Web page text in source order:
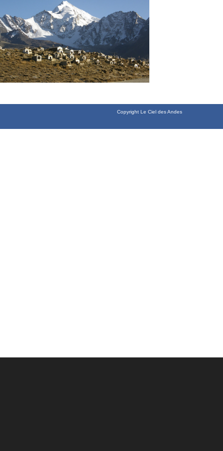
Copyright Le Ciel des Andes